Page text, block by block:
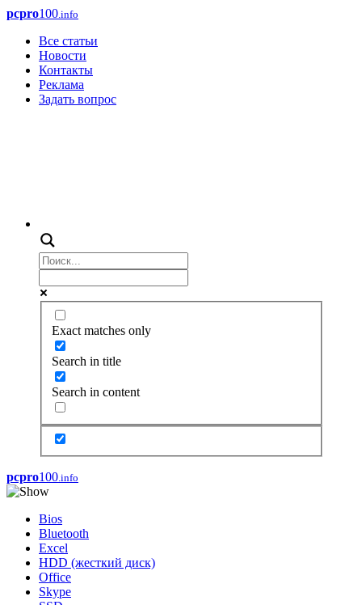
pcpro100.info
Все статьи
Новости
Контакты
Реклама
Задать вопрос
Exact matches only
Search in title
Search in content
pcpro100.info
Bios
Bluetooth
Excel
HDD (жесткий диск)
Office
Skype